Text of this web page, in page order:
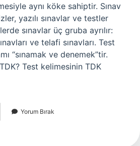
aynı köke sahiptir. Sınav
yazılı sınavlar ve testler
sınavlar üç gruba ayrılır:
ve telafi sınavları. Test
“sınamak ve denemek”tir.
Test kelimesinin TDK
Yorum Bırak